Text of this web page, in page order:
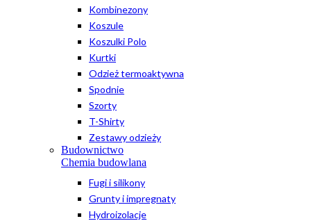
Kombinezony
Koszule
Koszulki Polo
Kurtki
Odzież termoaktywna
Spodnie
Szorty
T-Shirty
Zestawy odzieży
Budownictwo
Chemia budowlana
Fugi i silikony
Grunty i impregnaty
Hydroizolacje